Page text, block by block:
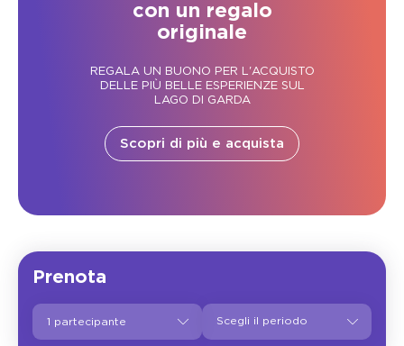
con un regalo
originale
REGALA UN BUONO PER L'ACQUISTO
DELLE PIÙ BELLE ESPERIENZE SUL
LAGO DI GARDA
Scopri di più e acquista
Prenota
1 partecipante